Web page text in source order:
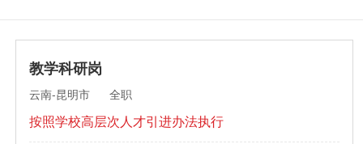
教学科研岗
云南-昆明市 全职
按照学校高层次人才引进办法执行